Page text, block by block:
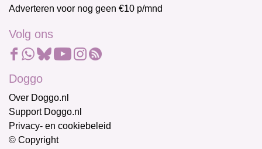
Adverteren voor nog geen €10 p/mnd
Volg ons
Doggo
Over Doggo.nl
Support Doggo.nl
Privacy- en cookiebeleid
© Copyright